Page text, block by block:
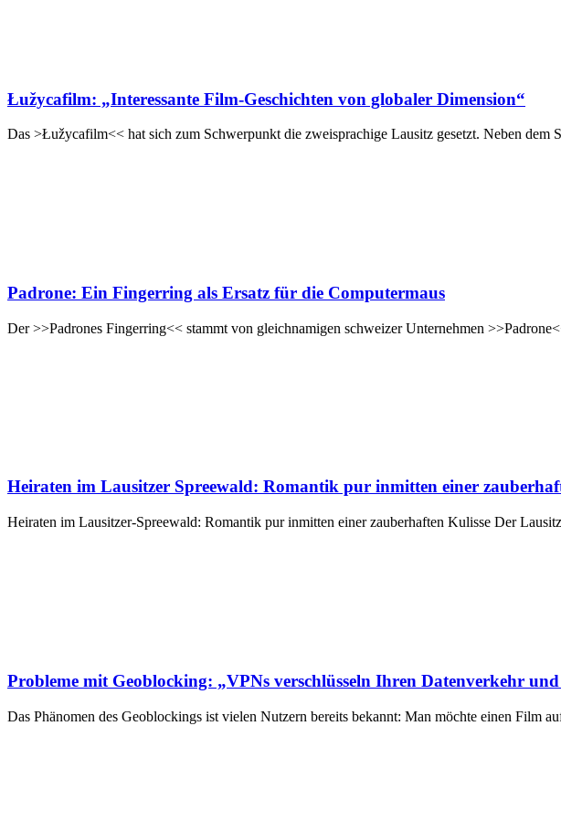
Łužycafilm: „Interessante Film-Geschichten von globaler Dimension“
Das >Łužycafilm<< hat sich zum Schwerpunkt die zweisprachige Lausitz gesetzt. Neben dem
Padrone: Ein Fingerring als Ersatz für die Computermaus
Der >>Padrones Fingerring<< stammt von gleichnamigen schweizer Unternehmen
Heiraten im Lausitzer Spreewald: Romantik pur inmitten einer
Heiraten im Lausitzer-Spreewald: Romantik pur inmitten einer zauberhaften Kulisse Der
Probleme mit Geoblocking: „VPNs verschlüsseln Ihren Datenverkehr
Das Phänomen des Geoblockings ist vielen Nutzern bereits bekannt: Man möchte einen Film